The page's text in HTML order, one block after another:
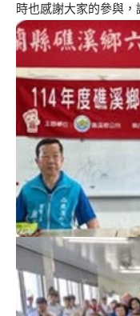
時也感謝大家的參與